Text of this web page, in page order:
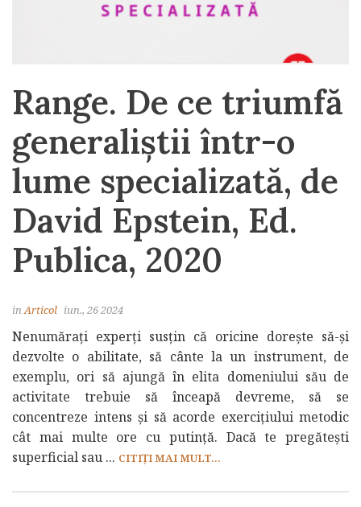
Range. De ce triumfă
generaliștii într-o
lume specializată, de
David Epstein, Ed.
Publica, 2020
inArticol iun., 26 2024
Nenumărați experți susțin că oricine dorește să-și
dezvolte o abilitate, să cânte la un instrument, de
exemplu, ori să ajungă în elita domeniului său de
activitate trebuie să înceapă devreme, să se
concentreze intens și să acorde exercițiului metodic
cât mai multe ore cu putință. Dacă te pregătești
superficial sau ... CITIȚI MAI MULT...